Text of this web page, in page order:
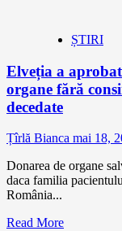
ȘTIRI
Elveția a
organe fără
decedate
Țîrlă Bianca mai 18,
Donarea de organe
daca familia
România...
Read More